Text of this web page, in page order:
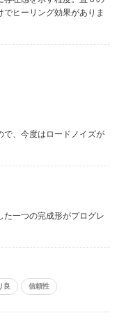
ヒーリング効果がありま
、今度はロードノイズが
一つの完成形がプログレ
良 信頼性